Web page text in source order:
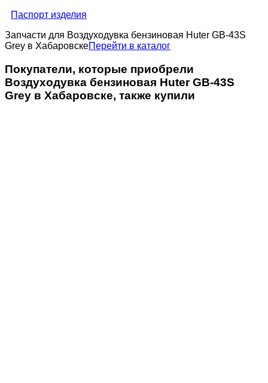
Паспорт изделия
Запчасти для Воздуходувка бензиновая Huter GB-43S
Grey в ХабаровскеПерейти в каталог
Покупатели, которые приобрели
Воздуходувка бензиновая Huter GB-43S
Grey в Хабаровске, также купили